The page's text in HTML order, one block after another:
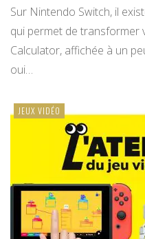
Sur Nintendo Switch, il
qui permet de transformer
Calculator, affichée à un
oui…
JEUX VIDÉO